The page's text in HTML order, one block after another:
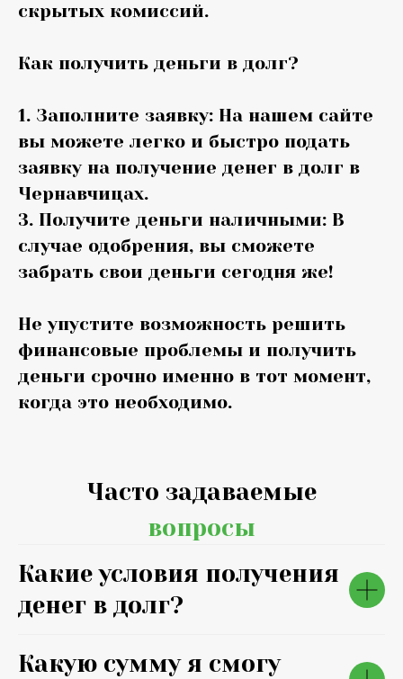
скрытых комиссий.
Как получить деньги в долг?
1. Заполните заявку: На нашем сайте
вы можете легко и быстро подать
заявку на получение денег в долг в
Чернавчицах.
3. Получите деньги наличными: В
случае одобрения, вы сможете
забрать свои деньги сегодня же!
Не упустите возможность решить
финансовые проблемы и получить
деньги срочно именно в тот момент,
когда это необходимо.
Часто задаваемые
вопросы
Какие условия получения
денег в долг?
Какую сумму я смогу